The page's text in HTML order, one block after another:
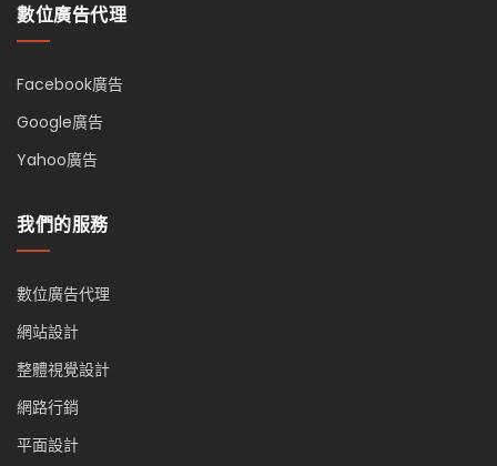
數位廣告代理
Facebook廣告
Google廣告
Yahoo廣告
我們的服務
數位廣告代理
網站設計
整體視覺設計
網路行銷
平面設計